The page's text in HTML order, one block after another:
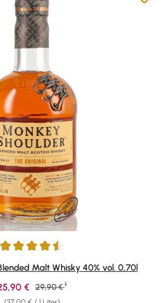
von 4.6 von 5 Sternen
Malt Whisky 40% vol. 0,70l
Verkaufspreis:
€ Regulärer Preis:
29,90 € 1